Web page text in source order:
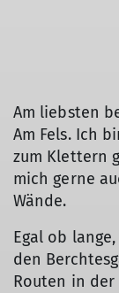
Am liebsten
Am Fels. Ich
zum Klettern
mich gerne
Wände.
Egal ob
den
Routen in der